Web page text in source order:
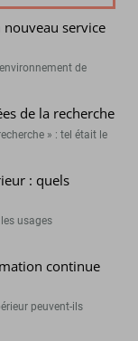
service
de
de la recherche
» : tel était le
: quels
usages
continue
peuvent-ils